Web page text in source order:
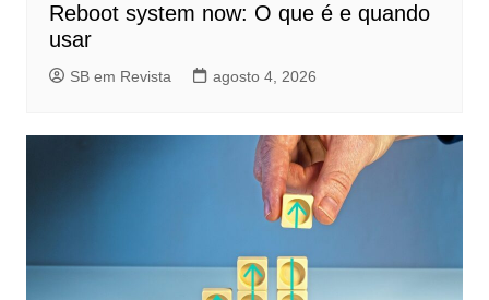
Reboot system now: O que é e quando
usar
SB em Revista agosto 4, 2026